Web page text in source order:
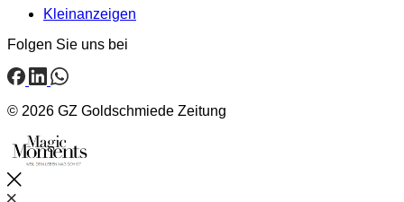
Kleinanzeigen
Folgen Sie uns bei
© 2026 GZ Goldschmiede Zeitung
Schließen